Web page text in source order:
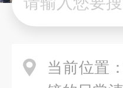
当前位置：